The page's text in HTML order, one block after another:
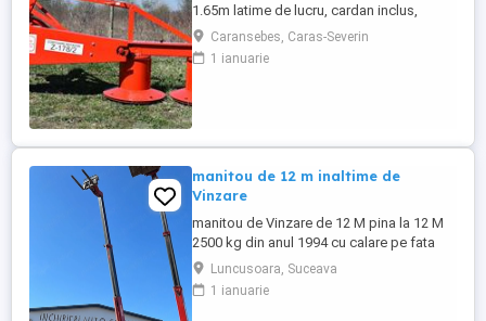
1.65m latime de lucru, cardan inclus,
prelata, cheie de cutite Transport in toate
judetele
Caransebes, Caras-Severin
1 ianuarie
manitou de 12 m inaltime de
Vinzare
manitou de Vinzare de 12 M pina la 12 M
2500 kg din anul 1994 cu calare pe fata
greutate lui 9500 kg utilajul este in
Luncusoara Jud Suceava in stare buna de
Functionare se vinde doar cu Furci pt
Luncusoara, Suceava
1 ianuarie